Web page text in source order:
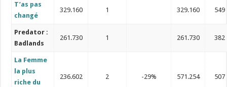
T’as pas
changé
329.160 1 329.160 549
Predator :
Badlands
261.730 1 261.730 382
La Femme
la plus
riche du
236.602 2 -29% 571.254 507